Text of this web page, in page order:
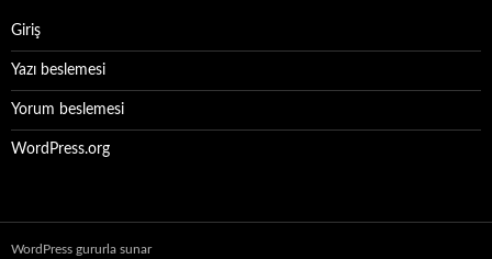
Giriş
Yazı beslemesi
Yorum beslemesi
WordPress.org
WordPress gururla sunar